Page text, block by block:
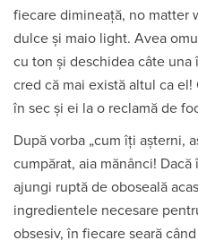
fiecare dimineață, no matter
dulce și maio light. Avea
cu ton și deschidea câte una
cred că mai există altul ca
în sec și ei la o reclamă de
După vorba „cum îți așterni,
cumpărat, aia mănânci!
ajungi ruptă de oboseală
ingredientele necesare
obsesiv, în fiecare seară